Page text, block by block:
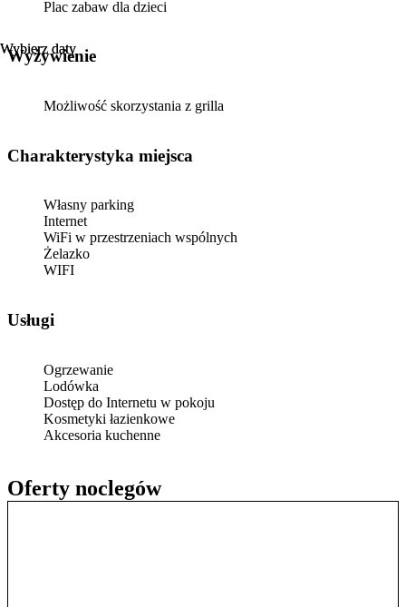
Wybierz daty
Oferty noclegów
Wybierz daty
Plac zabaw dla dzieci
Wyżywienie
Możliwość skorzystania z grilla
Charakterystyka miejsca
Własny parking
Internet
WiFi w przestrzeniach wspólnych
Żelazko
WIFI
Usługi
Ogrzewanie
Lodówka
Dostęp do Internetu w pokoju
Kosmetyki łazienkowe
Akcesoria kuchenne